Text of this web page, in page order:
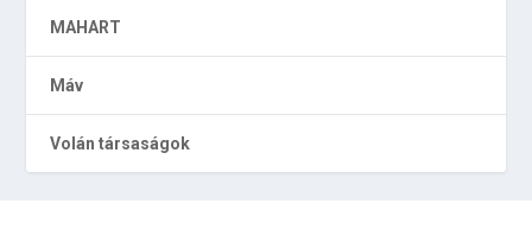
MAHART
Máv
Volán társaságok